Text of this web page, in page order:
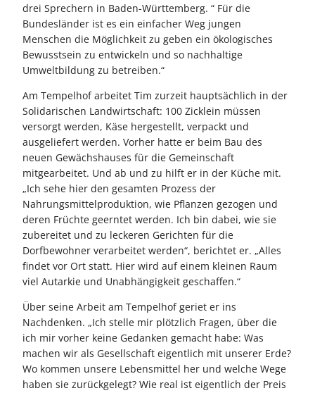
drei Sprechern in Baden-Württemberg. “ Für die
Bundesländer ist es ein einfacher Weg jungen
Menschen die Möglichkeit zu geben ein ökologisches
Bewusstsein zu entwickeln und so nachhaltige
Umweltbildung zu betreiben.“
Am Tempelhof arbeitet Tim zurzeit hauptsächlich in der
Solidarischen Landwirtschaft: 100 Zicklein müssen
versorgt werden, Käse hergestellt, verpackt und
ausgeliefert werden. Vorher hatte er beim Bau des
neuen Gewächshauses für die Gemeinschaft
mitgearbeitet. Und ab und zu hilft er in der Küche mit.
„Ich sehe hier den gesamten Prozess der
Nahrungsmittelproduktion, wie Pflanzen gezogen und
deren Früchte geerntet werden. Ich bin dabei, wie sie
zubereitet und zu leckeren Gerichten für die
Dorfbewohner verarbeitet werden“, berichtet er. „Alles
findet vor Ort statt. Hier wird auf einem kleinen Raum
viel Autarkie und Unabhängigkeit geschaffen.“
Über seine Arbeit am Tempelhof geriet er ins
Nachdenken. „Ich stelle mir plötzlich Fragen, über die
ich mir vorher keine Gedanken gemacht habe: Was
machen wir als Gesellschaft eigentlich mit unserer Erde?
Wo kommen unsere Lebensmittel her und welche Wege
haben sie zurückgelegt? Wie real ist eigentlich der Preis